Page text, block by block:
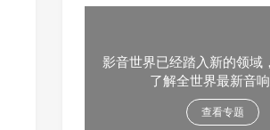
影音世界已经踏入新的领域
了解全世界最新音
查看专题